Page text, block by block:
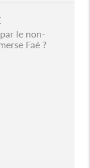
le non-
Faé ?